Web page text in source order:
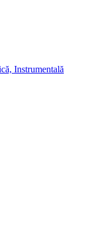
Instrumentală